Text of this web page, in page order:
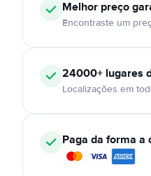
Melhor preço
Encontraste um
24000+ lugares
Localizações em
Paga da forma a